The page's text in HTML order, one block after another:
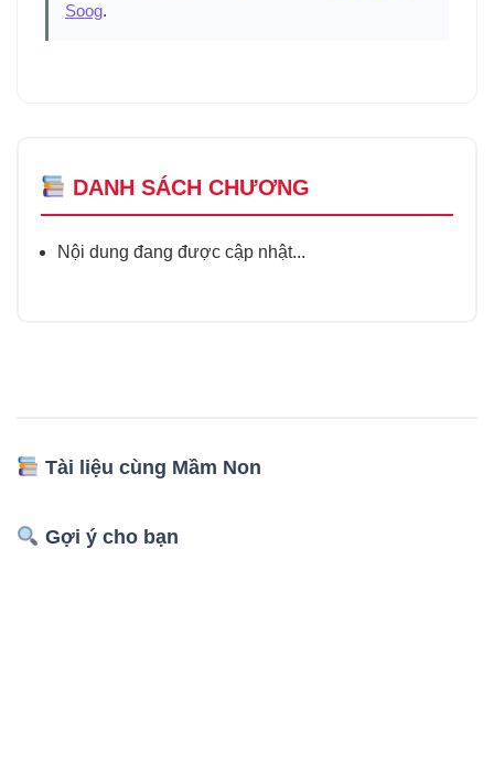
Soog.
DANH SÁCH CHƯƠNG
Nội dung đang được cập nhật...
Tài liệu cùng Mầm Non
Gợi ý cho bạn